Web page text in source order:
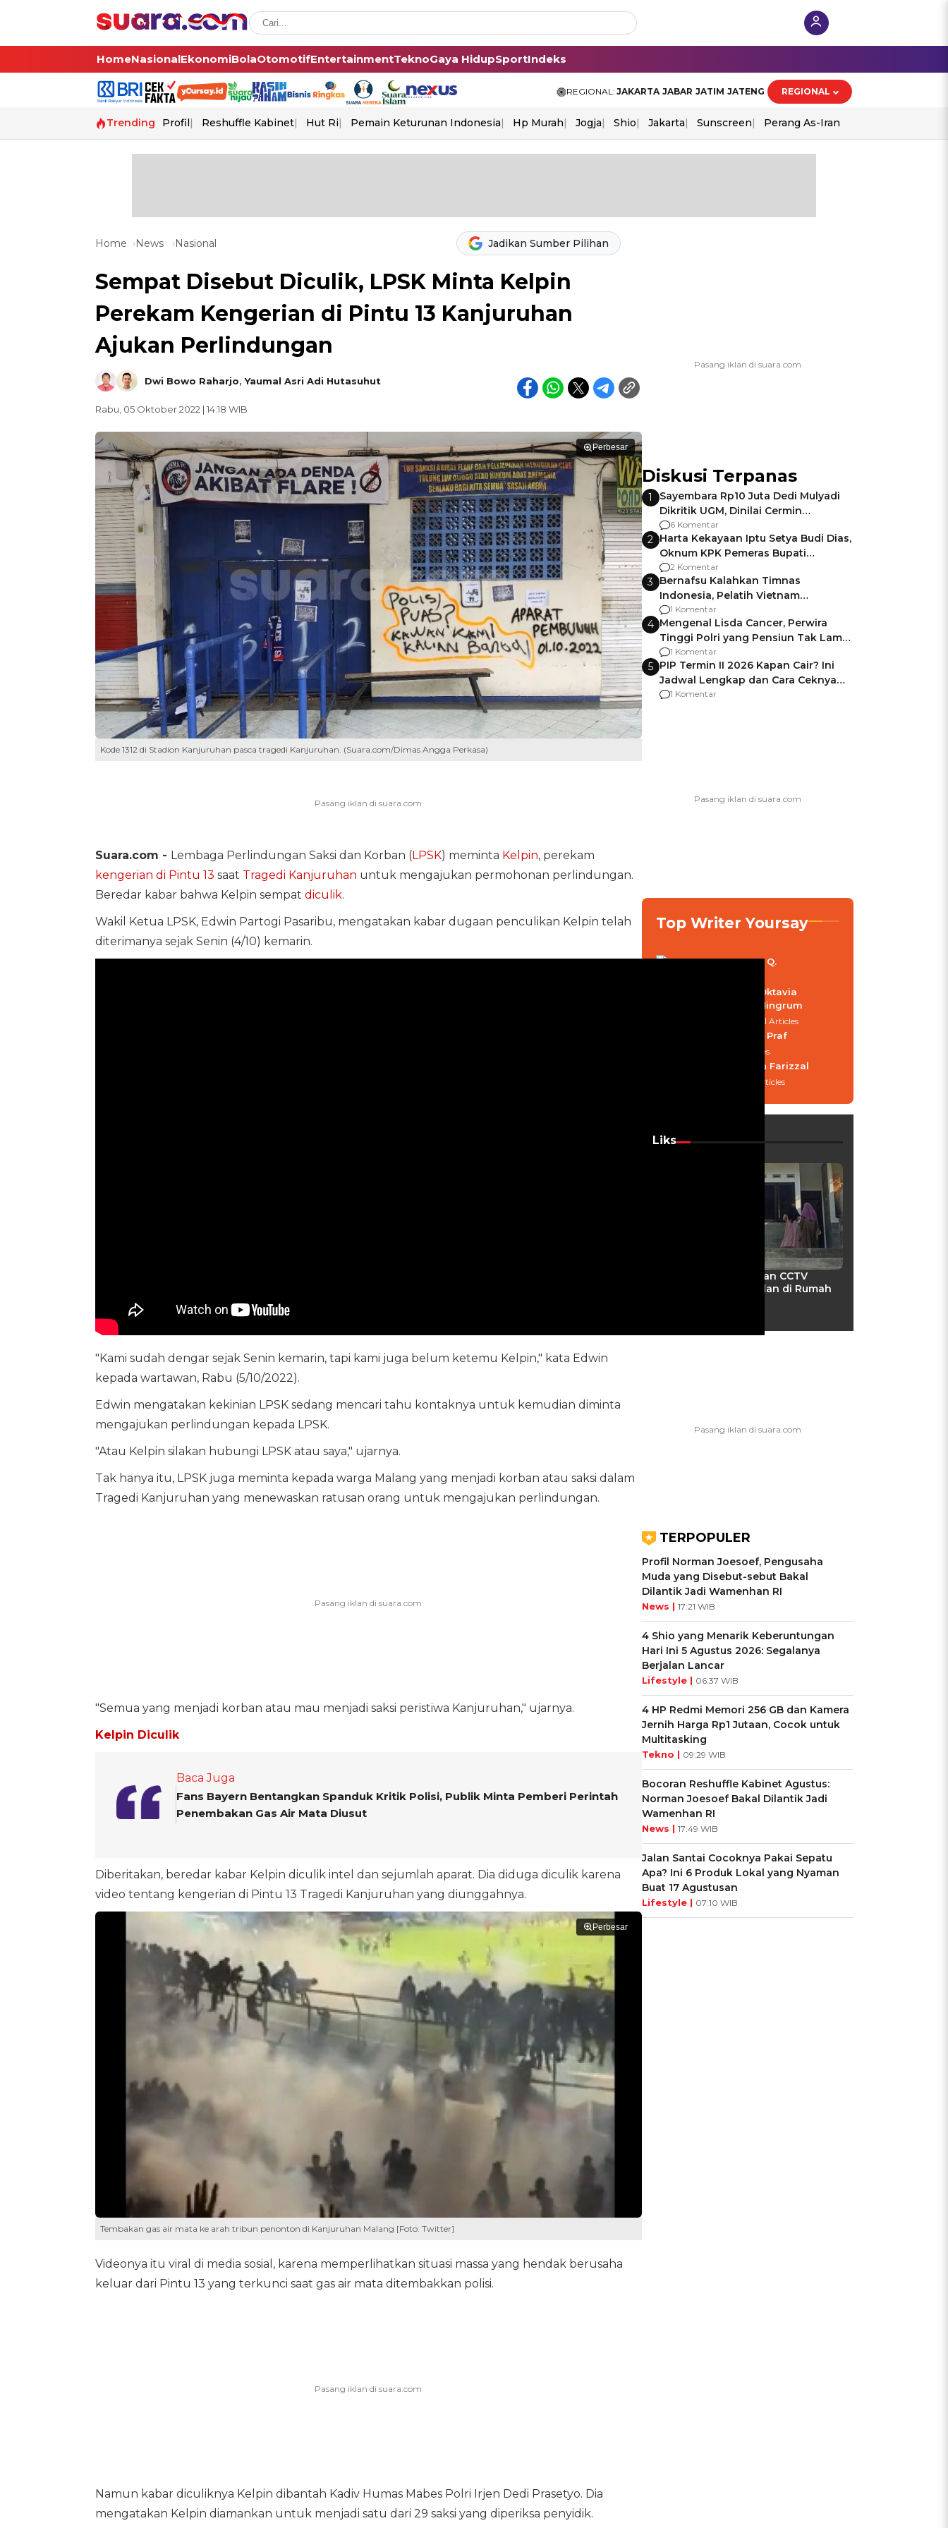
HomeNasionalEkonomiBolaOtomotifEntertainmentTeknoGaya HidupSportIndeks
REGIONAL: JAKARTA JABAR JATIM JATENG REGIONAL
Trending Profil Reshuffle Kabinet Hut Ri Pemain Keturunan Indonesia Hp Murah Jogja Shio Jakarta Sunscreen Perang As-Iran
Home News Nasional Jadikan Sumber Pilihan
Sempat Disebut Diculik, LPSK Minta Kelpin
Perekam Kengerian di Pintu 13 Kanjuruhan
Ajukan Perlindungan
Dwi Bowo Raharjo,Yaumal Asri Adi Hutasuhut
Rabu, 05 Oktober 2022 | 14:18 WIB
Perbesar
Kode 1312 di Stadion Kanjuruhan pasca tragedi Kanjuruhan. (Suara.com/Dimas Angga Perkasa)
Suara.com - Lembaga Perlindungan Saksi dan Korban (LPSK) meminta Kelpin, perekam
kengerian di Pintu 13 saat Tragedi Kanjuruhan untuk mengajukan permohonan perlindungan.
Beredar kabar bahwa Kelpin sempat diculik.
Wakil Ketua LPSK, Edwin Partogi Pasaribu, mengatakan kabar dugaan penculikan Kelpin telah
diterimanya sejak Senin (4/10) kemarin.
"Kami sudah dengar sejak Senin kemarin, tapi kami juga belum ketemu Kelpin," kata Edwin
kepada wartawan, Rabu (5/10/2022).
Edwin mengatakan kekinian LPSK sedang mencari tahu kontaknya untuk kemudian diminta
mengajukan perlindungan kepada LPSK.
"Atau Kelpin silakan hubungi LPSK atau saya," ujarnya.
Tak hanya itu, LPSK juga meminta kepada warga Malang yang menjadi korban atau saksi dalam
Tragedi Kanjuruhan yang menewaskan ratusan orang untuk mengajukan perlindungan.
"Semua yang menjadi korban atau mau menjadi saksi peristiwa Kanjuruhan," ujarnya.
Kelpin Diculik
Baca Juga
Fans Bayern Bentangkan Spanduk Kritik Polisi, Publik Minta Pemberi Perintah
Penembakan Gas Air Mata Diusut
Diberitakan, beredar kabar Kelpin diculik intel dan sejumlah aparat. Dia diduga diculik karena
video tentang kengerian di Pintu 13 Tragedi Kanjuruhan yang diunggahnya.
Perbesar
Tembakan gas air mata ke arah tribun penonton di Kanjuruhan Malang [Foto: Twitter]
Videonya itu viral di media sosial, karena memperlihatkan situasi massa yang hendak berusaha
keluar dari Pintu 13 yang terkunci saat gas air mata ditembakkan polisi.
Namun kabar diculiknya Kelpin dibantah Kadiv Humas Mabes Polri Irjen Dedi Prasetyo. Dia
mengatakan Kelpin diamankan untuk menjadi satu dari 29 saksi yang diperiksa penyidik.
Diskusi Terpanas
1
Sayembara Rp10 Juta Dedi Mulyadi
Dikritik UGM, Dinilai Cermin
Gagalnya Negara Jamin Keamanan
6 Komentar
2 Harta Kekayaan Iptu Setya Budi Dias,
Oknum KPK Pemeras Bupati
Pemalang
2 Komentar
3 Bernafsu Kalahkan Timnas
Indonesia, Pelatih Vietnam
Berencana Pakai Jimat di Pakansari
1 Komentar
4 Mengenal Lisda Cancer, Perwira
Tinggi Polri yang Pensiun Tak Lama
Usai Jadi Brigjen
1 Komentar
5 PIP Termin II 2026 Kapan Cair? Ini
Jadwal Lengkap dan Cara Ceknya
agar Dana Tidak Hangus!
1 Komentar
Top Writer Yoursay
Tarassa Q.
Oktavia
Ningrum
31 Articles
Ardina Praf
21 Articles
Ryan Farizzal
20 Articles
Liks
Pengintai Misterius dan CCTV
Mendadak, Kejanggalan di Rumah
TERPOPULER
Profil Norman Joesoef, Pengusaha
Muda yang Disebut-sebut Bakal
Dilantik Jadi Wamenhan RI
News | 17:21 WIB
4 Shio yang Menarik Keberuntungan
Hari Ini 5 Agustus 2026: Segalanya
Berjalan Lancar
Lifestyle | 06:37 WIB
4 HP Redmi Memori 256 GB dan Kamera
Jernih Harga Rp1 Jutaan, Cocok untuk
Multitasking
Tekno | 09:29 WIB
Bocoran Reshuffle Kabinet Agustus:
Norman Joesoef Bakal Dilantik Jadi
Wamenhan RI
News | 17:49 WIB
Jalan Santai Cocoknya Pakai Sepatu
Apa? Ini 6 Produk Lokal yang Nyaman
Buat 17 Agustusan
Lifestyle | 07:10 WIB